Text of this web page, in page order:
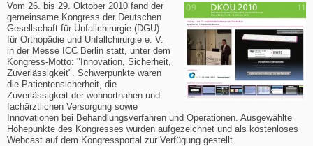
Vom 26. bis 29. Oktober 2010 fand der
gemeinsame Kongress der Deutschen
Gesellschaft für Unfallchirurgie (DGU)
für Orthopädie und Unfallchirurgie e. V.
in der Messe ICC Berlin statt, unter dem
Kongress-Motto: "Innovation, Sicherheit,
Zuverlässigkeit". Schwerpunkte waren
die Patientensicherheit, die
Zuverlässigkeit der wohnortnahen und
fachärztlichen Versorgung sowie
Innovationen bei Behandlungsverfahren und Operationen. Ausgewählte
Höhepunkte des Kongresses wurden aufgezeichnet und als kostenloses
Webcast auf dem Kongressportal zur Verfügung gestellt.